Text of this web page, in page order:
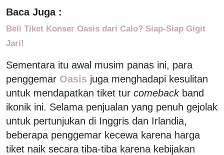
Baca Juga :
Beli Tiket Konser Oasis dari Calo? Siap-Siap Gigit
Jari!
Sementara itu awal musim panas ini, para
penggemar Oasis juga menghadapi kesulitan
untuk mendapatkan tiket tur comebackband
ikonik ini. Selama penjualan yang penuh gejolak
untuk pertunjukan di Inggris dan Irlandia,
beberapa penggemar kecewa karena harga
tiket naik secara tiba-tiba karena kebijakan